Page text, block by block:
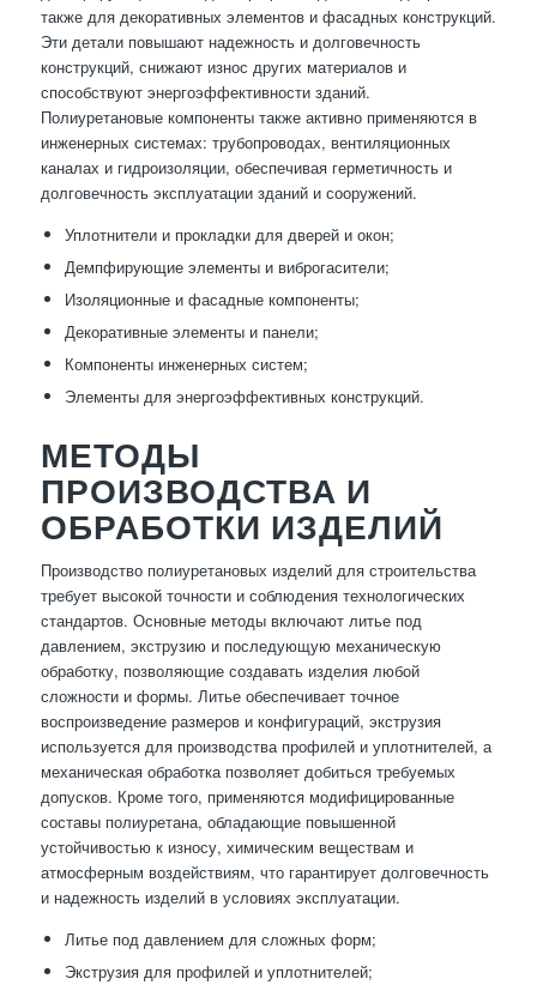
также для декоративных элементов и фасадных конструкций.
Эти детали повышают надежность и долговечность
конструкций, снижают износ других материалов и
способствуют энергоэффективности зданий.
Полиуретановые компоненты также активно применяются в
инженерных системах: трубопроводах, вентиляционных
каналах и гидроизоляции, обеспечивая герметичность и
долговечность эксплуатации зданий и сооружений.
Уплотнители и прокладки для дверей и окон;
Демпфирующие элементы и виброгасители;
Изоляционные и фасадные компоненты;
Декоративные элементы и панели;
Компоненты инженерных систем;
Элементы для энергоэффективных конструкций.
МЕТОДЫ
ПРОИЗВОДСТВА И
ОБРАБОТКИ ИЗДЕЛИЙ
Производство полиуретановых изделий для строительства
требует высокой точности и соблюдения технологических
стандартов. Основные методы включают литье под
давлением, экструзию и последующую механическую
обработку, позволяющие создавать изделия любой
сложности и формы. Литье обеспечивает точное
воспроизведение размеров и конфигураций, экструзия
используется для производства профилей и уплотнителей, а
механическая обработка позволяет добиться требуемых
допусков. Кроме того, применяются модифицированные
составы полиуретана, обладающие повышенной
устойчивостью к износу, химическим веществам и
атмосферным воздействиям, что гарантирует долговечность
и надежность изделий в условиях эксплуатации.
Литье под давлением для сложных форм;
Экструзия для профилей и уплотнителей;